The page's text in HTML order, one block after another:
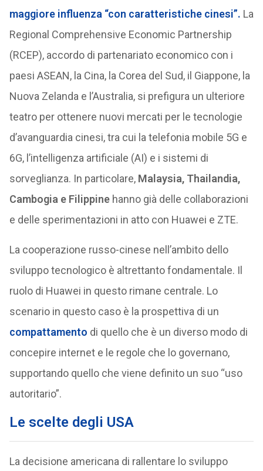
maggiore influenza “con caratteristiche cinesi”. La
Regional Comprehensive Economic Partnership
(RCEP), accordo di partenariato economico con i
paesi ASEAN, la Cina, la Corea del Sud, il Giappone, la
Nuova Zelanda e l’Australia, si prefigura un ulteriore
teatro per ottenere nuovi mercati per le tecnologie
d’avanguardia cinesi, tra cui la telefonia mobile 5G e
6G, l’intelligenza artificiale (AI) e i sistemi di
sorveglianza. In particolare, Malaysia, Thailandia,
Cambogia e Filippinehanno già delle collaborazioni
e delle sperimentazioni in atto con Huawei e ZTE.
La cooperazione russo-cinese nell’ambito dello
sviluppo tecnologico è altrettanto fondamentale. Il
ruolo di Huawei in questo rimane centrale. Lo
scenario in questo caso è la prospettiva di un
compattamento di quello che è un diverso modo di
concepire internet e le regole che lo governano,
supportando quello che viene definito un suo “uso
autoritario”.
Le scelte degli USA
La decisione americana di rallentare lo sviluppo